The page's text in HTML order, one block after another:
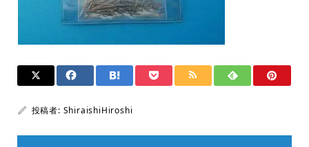
投稿者: ShiraishiHiroshi